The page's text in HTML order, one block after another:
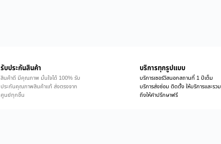
รับประกันสินค้า
สินค้าดี มีคุณภาพ มั่นใจได้ 100% รับ
ประกันคุณภาพสินค้าแท้ ส่งตรงจาก
ศูนย์ทุกชิ้น
บริการทุกรูปแบบ
บริการเซอร์วิสนอกสถานที่ 1 ปีเต็ม
บริการส่งซ่อม ติดตั้ง ให้บริการและรวม
ถึงให้คำปรึกษาฟรี